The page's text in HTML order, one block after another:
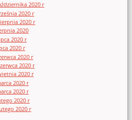
2020 r
2020 r
2020 r
2020
2020 r
2020 r
2020 r
2020 r
2020 r
2020 r
2020 r
2020 r
2020 r